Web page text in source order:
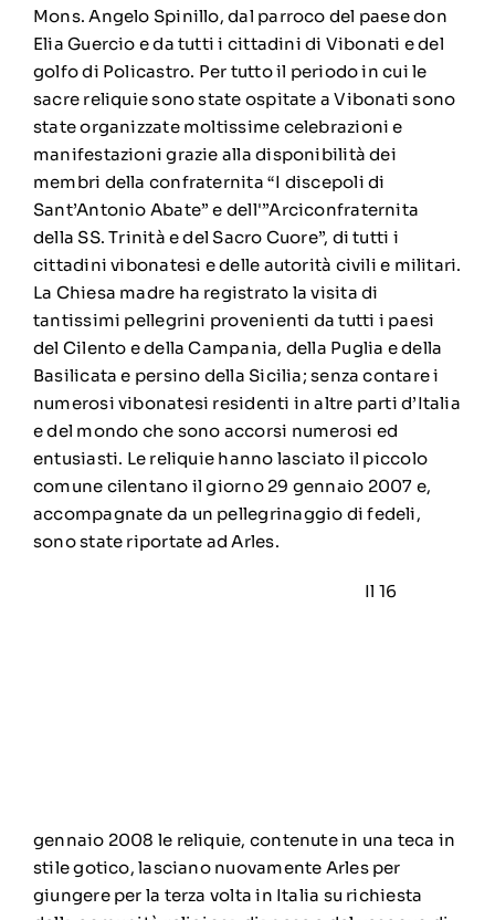
Mons. Angelo Spinillo, dal parroco del paese don
Elia Guercio e da tutti i cittadini di Vibonati e del
golfo di Policastro. Per tutto il periodo in cui le
sacre reliquie sono state ospitate a Vibonati sono
state organizzate moltissime celebrazioni e
manifestazioni grazie alla disponibilità dei
membri della confraternita “I discepoli di
Sant’Antonio Abate” e dell'”Arciconfraternita
della SS. Trinità e del Sacro Cuore”, di tutti i
cittadini vibonatesi e delle autorità civili e militari.
La Chiesa madre ha registrato la visita di
tantissimi pellegrini provenienti da tutti i paesi
del Cilento e della Campania, della Puglia e della
Basilicata e persino della Sicilia; senza contare i
numerosi vibonatesi residenti in altre parti d’Italia
e del mondo che sono accorsi numerosi ed
entusiasti. Le reliquie hanno lasciato il piccolo
comune cilentano il giorno 29 gennaio 2007 e,
accompagnate da un pellegrinaggio di fedeli,
sono state riportate ad Arles.
Il 16
gennaio 2008 le reliquie, contenute in una teca in
stile gotico, lasciano nuovamente Arles per
giungere per la terza volta in Italia su richiesta